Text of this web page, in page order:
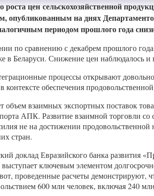
роста цен сельскохозяйственной
опубликованным на днях
периодом прошлого года
по сравнению с декабрем прошлого
в Беларуси. Снижение цен наблюдалось
процессы открывают
контексте обеспечения
объем взаимных экспортных поставок
АПК. Развитие взаимной торговли
не на достижении
стран.
доклад Евразийского банка развития
выступает ключевым элементом
проведенные расчеты демонстрируют,
600 млн человек, включая 240